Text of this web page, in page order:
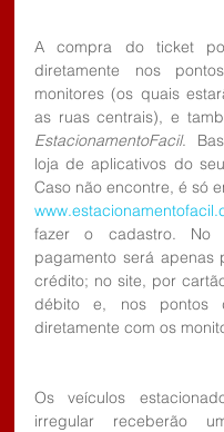
A compra do ticket
diretamente nos
monitores (os quais
EstacionamentoFacil.
loja de aplicativos do
Caso não encontre, é só
fazer o cadastro. No
pagamento será apenas
crédito; no site, por
débito e, nos pontos
diretamente com os
Os veículos
irregular receberão